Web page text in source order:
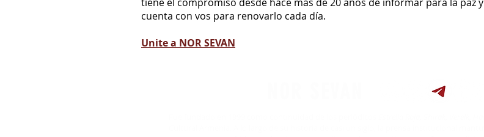
cuenta con vos para renovarlo cada día.
Unite a NOR SEVAN